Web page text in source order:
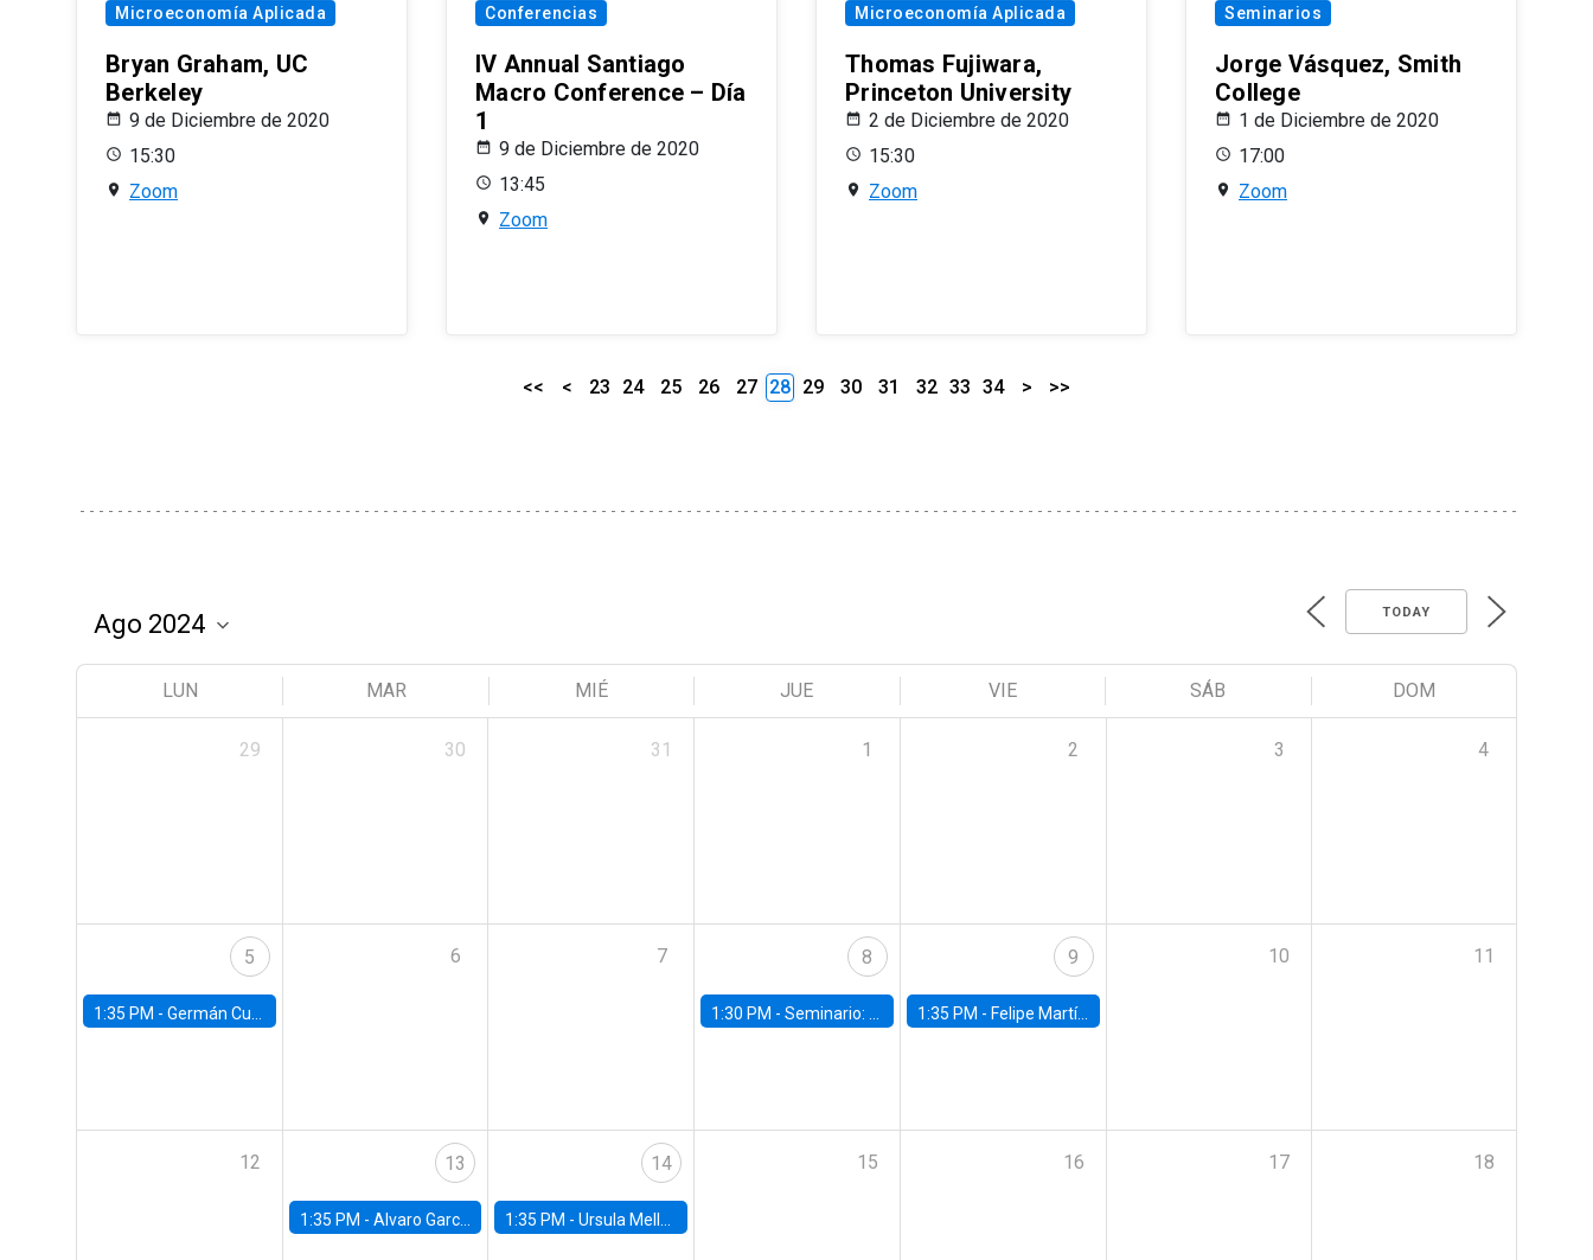
Microeconomía Aplicada
Bryan Graham, UC
Berkeley
9 de Diciembre de 2020
15:30
Zoom
Conferencias
IV Annual Santiago
Macro Conference – Día
1
9 de Diciembre de 2020
13:45
Zoom
Microeconomía Aplicada
Thomas Fujiwara,
Princeton University
2 de Diciembre de 2020
15:30
Zoom
Seminarios
Jorge Vásquez, Smith
College
1 de Diciembre de 2020
17:00
Zoom
<< < 23 24 25 26 27 28 29 30 31 32 33 34 > >>
TODAY
LUN MAR MIÉ JUE VIE SÁB DOM
29 30 31 1 2 3 4
5
1:35 PM - Germán Cubas, University of Houston
6 7 8
1:30 PM -Seminario: “Recuperando la humanidad para progresar en la era de la IA»
9
1:35 PM - Felipe Martínez, alumno Doctorado en Economía UC
10 11
12 13
1:35 PM - Alvaro Garcia-Marin, Universidad de Los Andes
14
1:35 PM -Ursula Mello, Insper - Institute of Education and Research
15 16 17 18